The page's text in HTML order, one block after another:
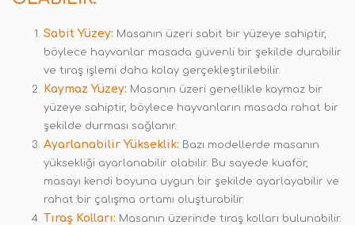
Sabit Yüzey: Masanın üzeri sabit bir yüzeye sahiptir,
böylece hayvanlar masada güvenli bir şekilde durabilir
ve tıraş işlemi daha kolay gerçekleştirilebilir.
Kaymaz Yüzey: Masanın üzeri genellikle kaymaz bir
yüzeye sahiptir, böylece hayvanların masada rahat bir
şekilde durması sağlanır.
Ayarlanabilir Yükseklik: Bazı modellerde masanın
yüksekliği ayarlanabilir olabilir. Bu sayede kuaför,
masayı kendi boyuna uygun bir şekilde ayarlayabilir ve
rahat bir çalışma ortamı oluşturabilir.
Tıraş Kolları: Masanın üzerinde tıraş kolları bulunabilir.